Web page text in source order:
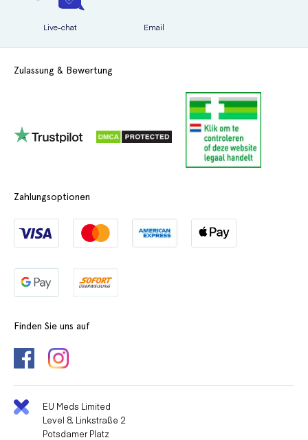
Live-chat Email
Zulassung & Bewertung
Zahlungsoptionen
Finden Sie uns auf
EU Meds Limited
Level 8, Linkstraße 2
Potsdamer Platz